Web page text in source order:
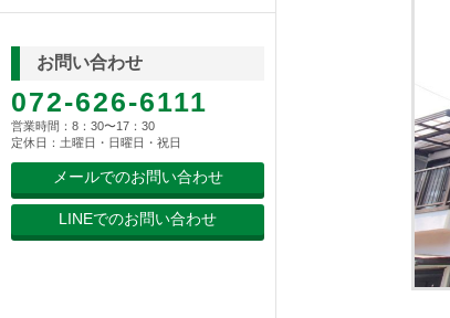
お問い合わせ
072-626-6111
営業時間：8：30〜17：30
定休日：土曜日・日曜日・祝日
メールでのお問い合わせ
LINEでのお問い合わせ